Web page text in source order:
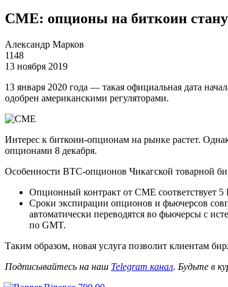
CME: опционы на биткоин
Александр Марков
1148
13 ноября 2019
13 января 2020 года — такая официальная дата
одобрен американскими регуляторами.
Интерес к биткоин-опционам на рынке растет.
опционами 8 декабря.
Особенности BTC-опционов Чикагской товарной
Опционный контракт от CME соответствует
Сроки экспирации опционов и фьючерсов
автоматически переводятся во фьючерсы с
по GMT.
Таким образом, новая услуга позволит клиентам
Подписывайтесь на наш Telegram канал. Будьте в